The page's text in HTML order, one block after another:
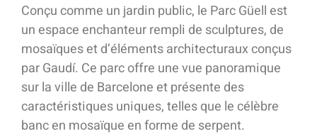
Conçu comme un jardin public, le Parc Güell est
un espace enchanteur rempli de sculptures, de
mosaïques et d’éléments architecturaux conçus
par Gaudí. Ce parc offre une vue panoramique
sur la ville de Barcelone et présente des
caractéristiques uniques, telles que le célèbre
banc en mosaïque en forme de serpent.